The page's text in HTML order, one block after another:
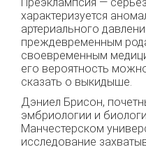
характеризуется
артериального
преждевременным
своевременным
его вероятность
сказать о выкидыше.
Дэниел Брисон,
эмбриологии и
Манчестерском
исследование